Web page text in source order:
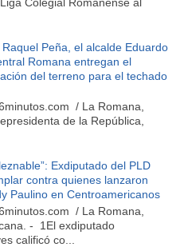
Peña, el alcalde Eduardo
Romana entregan el
del terreno para el techado
/ La Romana,
de la República,
Exdiputado del PLD
contra quienes lanzaron
Paulino en Centroamericanos
/ La Romana,
- 1El exdiputado
calificó co...